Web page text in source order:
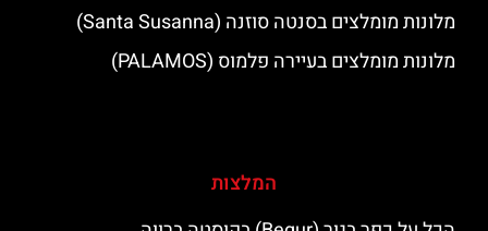
מלונות מומלצים בסנטה סוזנה (Santa Susanna)
מלונות מומלצים בעיירה פלמוס (PALAMOS)
המלצות